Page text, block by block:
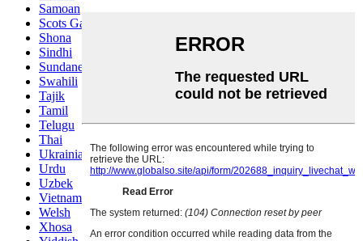
Samoan
Scots Gaelic
Shona
Sindhi
Sundanese
Swahili
Tajik
Tamil
Telugu
Thai
Ukrainian
Urdu
Uzbek
Vietnamese
Welsh
Xhosa